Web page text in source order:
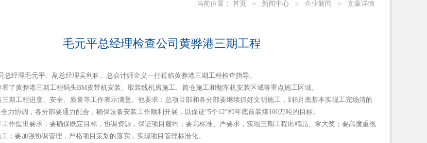
当前位置： 首页 > 新闻中心 > 企业新闻 > 文章详情
毛元平总经理检查公司黄骅港三期工程
总经理毛元平、副总经理吴利科、总会计师金义一行莅临黄骅港三期工程检查指导。
了黄骅港三期工程码头BM皮带机安装、取装线机房施工、筒仓施工和翻车机安装区域等重点施工区域。
期工程进度、安全、质量等工作表示满意。他要求：总项目部和各分部要继续抓好文明施工，到8月底基本实现工完场清的
力协调，各分部要通力配合，确保设备安装工作顺利开展，以保证“5个12”和年底前装煤100万吨的目标。
作提出要求：要确保既定目标，协调资源，保证项目履约；要高标准、严要求，实现三期工程出精品、拿大奖；要高度重视
；要加强协调管理，严格项目策划的落实，实现项目管理标准化。